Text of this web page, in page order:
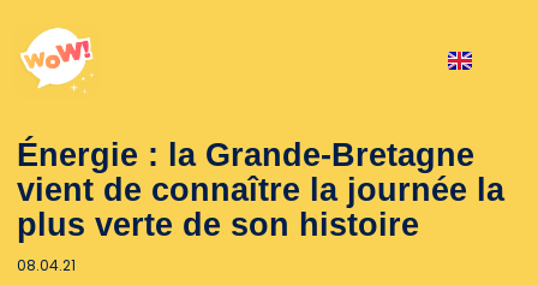
Énergie : la Grande-Bretagne
vient de connaître la journée la
plus verte de son histoire
08.04.21